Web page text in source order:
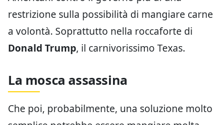
restrizione sulla possibilità di mangiare carne
a volontà. Soprattutto nella roccaforte di
Donald Trump, il carnivorissimo Texas.
La mosca assassina
Che poi, probabilmente, una soluzione molto